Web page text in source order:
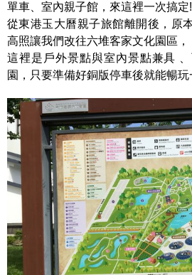
單車、室內親子館，來這裡一次搞定!
從東港玉大曆親子旅館離開後，原
高照讓我們改往六堆客家文化園區，
這裡是戶外景點與室內景點兼具
園，只要準備好銅版停車後就能暢玩